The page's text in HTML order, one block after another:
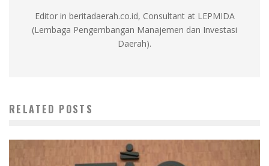
Editor in beritadaerah.co.id, Consultant at LEPMIDA
(Lembaga Pengembangan Manajemen dan Investasi
Daerah).
RELATED POSTS